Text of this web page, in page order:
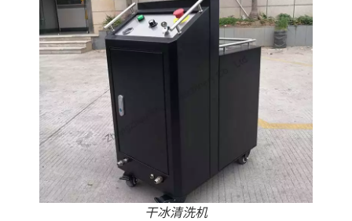
干冰清洗机